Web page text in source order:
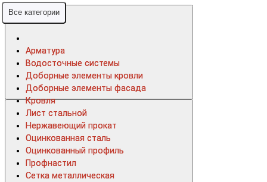
Все категории
Арматура
Водосточные системы
Доборные элементы кровли
Доборные элементы фасада
Кровля
Лист стальной
Нержавеющий прокат
Оцинкованная сталь
Оцинкованный профиль
Профнастил
Сетка металлическая
Все категории
Арматура
Водосточные системы
Доборные элементы кровли
Доборные элементы фасада
Кровля
Лист стальной
Нержавеющий прокат
Оцинкованная сталь
Оцинкованный профиль
Профнастил
Сетка металлическая